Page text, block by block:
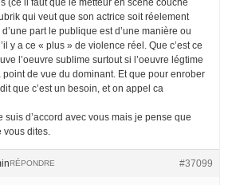
qui veut que son actrice soit réelement
part le publique est d’une manière ou
y a ce « plus » de violence réel. Que c’est ce
l’oeuvre sublime surtout si l’oeuvre légtime
point de vue du dominant. Et que pour enrober
que c’est un besoin, et on appel ca
suis d’accord avec vous mais je pense que
dites.
#37099
RÉPONDRE